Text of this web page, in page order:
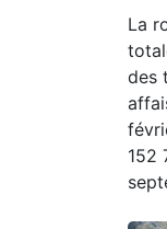
La
des
152